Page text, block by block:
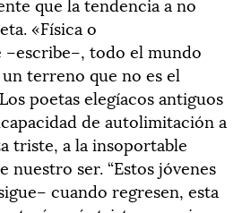
«Física o
–escribe–, todo el mundo
terreno que no es el
poetas elegíacos antiguos
de autolimitación a
triste, a la insoportable
nuestro ser. “Estos jóvenes
cuando regresen, esta